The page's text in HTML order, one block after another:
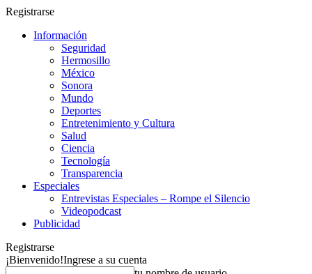
Registrarse
Información
Seguridad
Hermosillo
México
Sonora
Mundo
Deportes
Entretenimiento y Cultura
Salud
Ciencia
Tecnología
Transparencia
Especiales
Entrevistas Especiales – Rompe el Silencio
Videopodcast
Publicidad
Registrarse
¡Bienvenido!Ingrese a su cuenta